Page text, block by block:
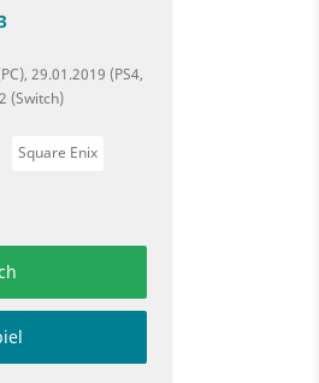
29.01.2019 (PS4,
(Switch)
Square Enix